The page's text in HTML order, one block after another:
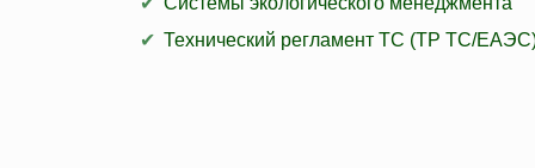
Технический регламент ТС (ТР ТС/